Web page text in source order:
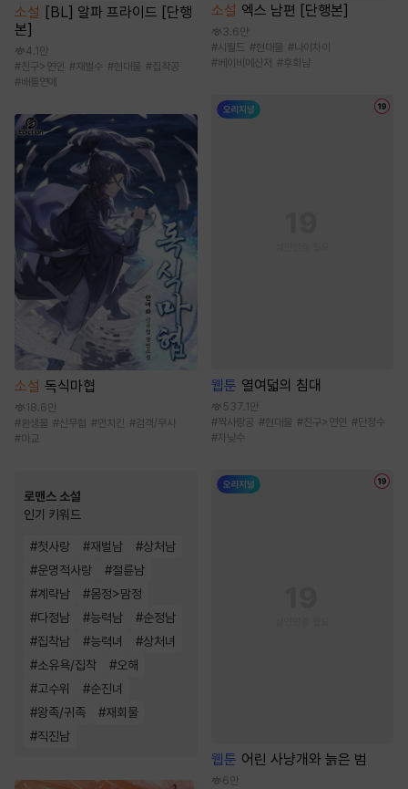
소설 [BL] 알파 프라이드 [단행
본]
4.1만
#친구>연인 # 재벌수 #현대물 #집착공
#배틀연애
소설 독식마협
18.6만
# 환생물 #신무협 #먼치킨 #검객/무사
#마교
로맨스 소설
인기 키워드
#첫사랑 #재벌남 #상처남
#운명적사랑 #절륜남
#계략남 #몸정>맘정
#다정남 #능력남 #순정남
#집착남 #능력녀 #상처녀
#소유욕/집착 #오해
#고수위 #순진녀
#왕족/귀족 #재회물
#직진남
소설 엑스 남편 [단행본]
3.6만
#시월드 #현대물 #나이차이
#베이비메신저 #후회남
웹툰 열여덟의 침대
537.1만
#짝사랑공 #현대물 #친구>연인 #단정수
#자낮수
웹툰 어린 사냥개와 늙은 범
6만